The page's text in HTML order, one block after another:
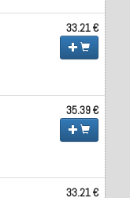
33.21 €
35.39 €
33.21 €